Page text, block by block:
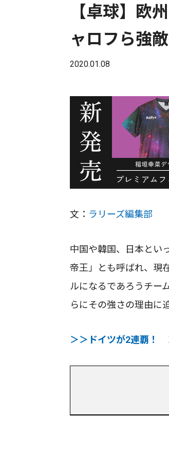
【卓球】欧
ャロフら強
2020.01.08
文： ラリーズ編集部
中国や韓国、日本とい
帝王」とも呼ばれ、現
ルになるであろうチー
らにその強さの理由に
＞＞ドイツが2連覇！